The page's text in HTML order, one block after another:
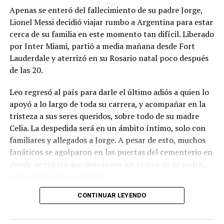
Apenas se enteró del fallecimiento de su padre Jorge,
Lionel Messi decidió viajar rumbo a Argentina para estar
cerca de su familia en este momento tan difícil. Liberado
por Inter Miami, partió a media mañana desde Fort
Lauderdale y aterrizó en su Rosario natal poco después
de las 20.
Leo regresó al país para darle el último adiós a quien lo
apoyó a lo largo de toda su carrera, y acompañar en la
tristeza a sus seres queridos, sobre todo de su madre
Celia. La despedida será en un ámbito íntimo, solo con
familiares y allegados a Jorge. A pesar de esto, muchos
fanáticos se agolparon en las puertas del cementerio en
donde se espera que descansen los restos de su padre,
Luego de la ceremonia, Messi emprenderá su regreso a
CONTINUAR LEYENDO